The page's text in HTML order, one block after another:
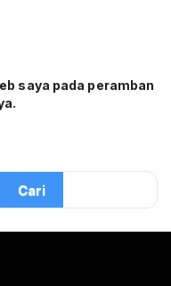
saya pada peramban